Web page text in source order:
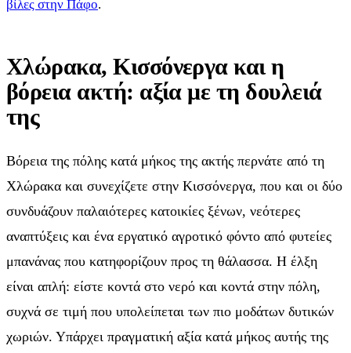
βίλες στην Πάφο.
Χλώρακα, Κισσόνεργα και η
βόρεια ακτή: αξία με τη δουλειά
της
Βόρεια της πόλης κατά μήκος της ακτής περνάτε από τη
Χλώρακα και συνεχίζετε στην Κισσόνεργα, που και οι δύο
συνδυάζουν παλαιότερες κατοικίες ξένων, νεότερες
αναπτύξεις και ένα εργατικό αγροτικό φόντο από φυτείες
μπανάνας που κατηφορίζουν προς τη θάλασσα. Η έλξη
είναι απλή: είστε κοντά στο νερό και κοντά στην πόλη,
συχνά σε τιμή που υπολείπεται των πιο μοδάτων δυτικών
χωριών. Υπάρχει πραγματική αξία κατά μήκος αυτής της